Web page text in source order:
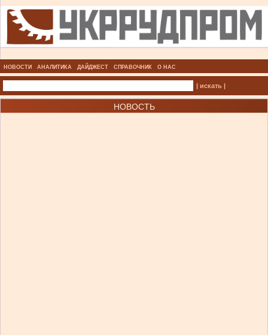
НОВОСТИ АНАЛИТИКА ДАЙДЖЕСТ СПРАВОЧНИК О НАС
| искать |
НОВОСТЬ